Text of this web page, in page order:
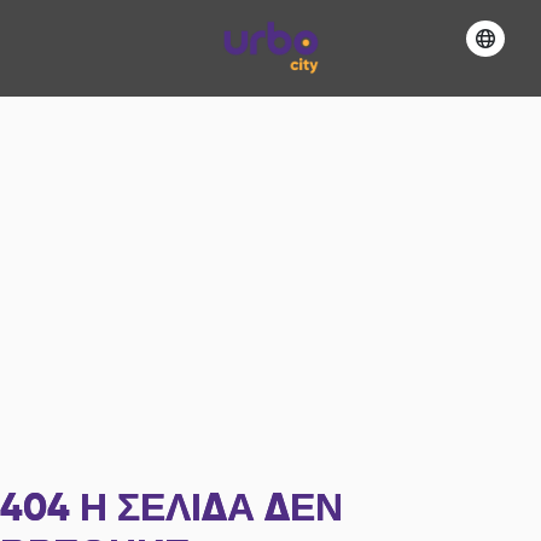
404 Η ΣΕΛΊΔΑ ΔΕΝ